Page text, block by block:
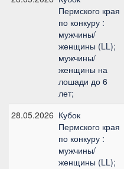
Пермского края
по конкуру :
мужчины/
женщины (LL);
мужчины/
женщины на
лошади до 6
лет;
28.05.2026 Кубок
Пермского края
по конкуру :
мужчины/
женщины (LL);